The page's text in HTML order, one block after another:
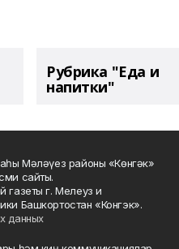
Рубрика "Еда и
напитки"
Мәләүез районы «Көнгәк»
сайты.
газеты г. Мелеуз и
Башкортостан «Конгэк».
данных